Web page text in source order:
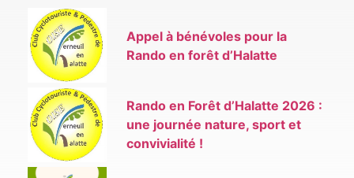
Appel à bénévoles pour la
Rando en forêt d’Halatte
Rando en Forêt d’Halatte 2026 :
une journée nature, sport et
convivialité !